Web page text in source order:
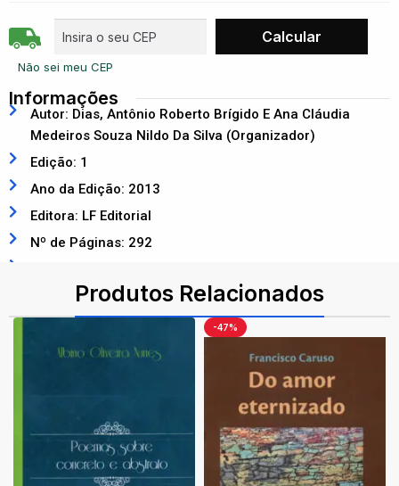
Não sei meu CEP
Informações
Autor: Dias, Antônio Roberto Brígido E Ana Cláudia
Medeiros Souza Nildo Da Silva (Organizador)
Edição: 1
Ano da Edição: 2013
Editora: LF Editorial
Nº de Páginas: 292
Produtos Relacionados
-47%